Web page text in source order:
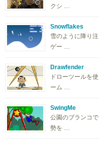
クシ …
Snowflakes
雪のように降り
ゲー …
Drawfender
ドローツールを
ーム …
SwingMe
公園のブランコ
勢を …